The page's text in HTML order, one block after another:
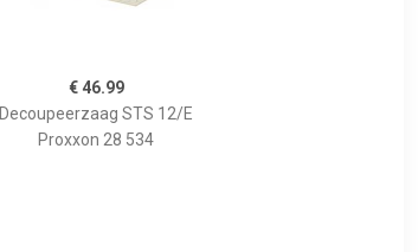
€ 46.99
Decoupeerzaag STS 12/E
Proxxon 28 534